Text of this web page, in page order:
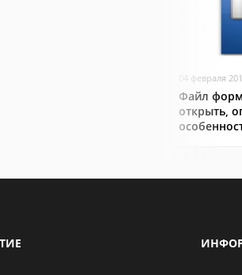
04 февраля
Файл
открыть,